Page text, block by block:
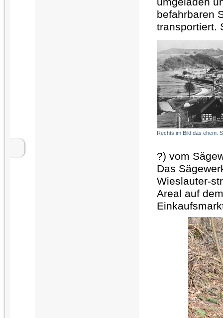
befahrbaren
transportiert.
Rechts im Bild das ehem.
?) vom
Das
Wieslauter-
Areal auf